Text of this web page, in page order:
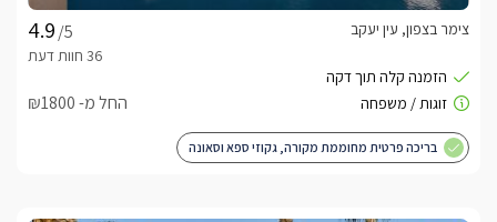
/5
צימר בצפון, עין יעקב
החל מ- ₪1800
בריכה פרטית מחוממת מקורה, גקוזי ספא וסאונה